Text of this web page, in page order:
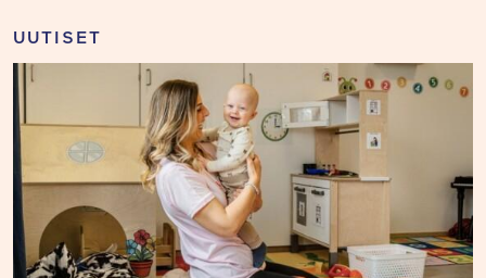
UUTISET